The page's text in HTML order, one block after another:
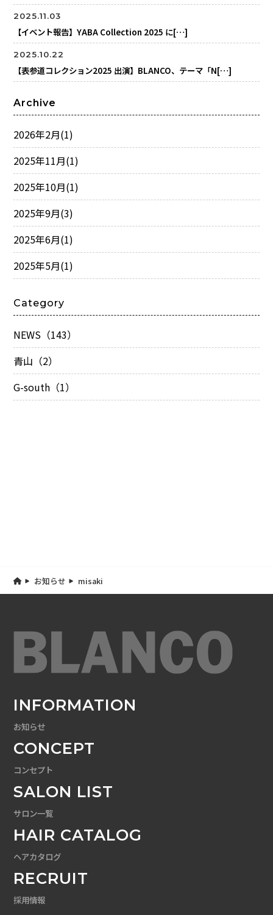
2025.11.03
【イベント報告】YABA Collection 2025 に[…]
2025.10.22
【表参道コレクション2025 出演】BLANCO、テーマ「N[…]
Archive
2026年2月(1)
2025年11月(1)
2025年10月(1)
2025年9月(3)
2025年6月(1)
2025年5月(1)
Category
NEWS（143）
青山（2）
G-south（1）
お知らせ misaki
INFORMATION
お知らせ
CONCEPT
コンセプト
SALON LIST
サロン一覧
HAIR CATALOG
ヘアカタログ
RECRUIT
採用情報